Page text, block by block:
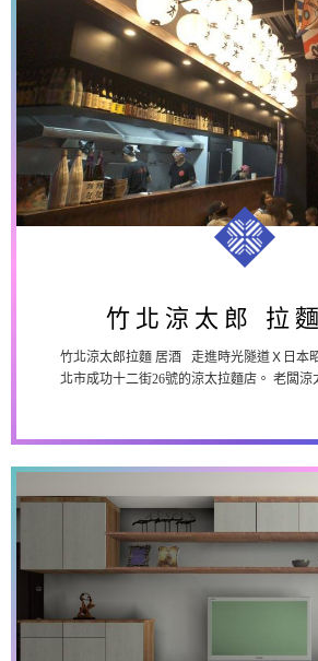
竹北涼太郎 拉麵居酒
竹北涼太郎 拉
竹北涼太郎拉麵 居酒 走進時光隧道Ｘ日本
北市成功十二街26號的涼太拉麵店。 老闆涼